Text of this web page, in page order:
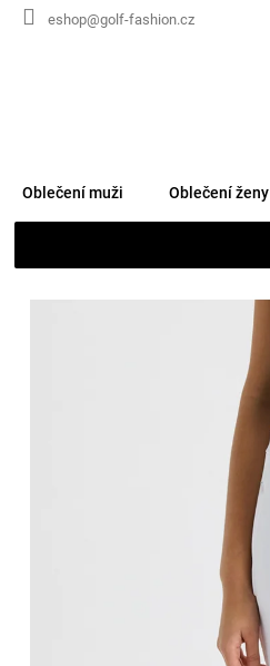
Přejít
eshop@golf-fashion.cz
Oblečení muži Oblečení ženy